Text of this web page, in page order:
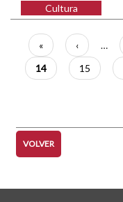
Cultura
Paginación
Primera
página
«
Página
anterior
‹ …
Página
actual
14 Página
15
VOLVER